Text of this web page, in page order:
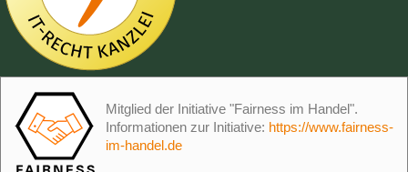
Mitglied der Initiative "Fairness im Handel".
Informationen zur Initiative: https://www.fairness-
im-handel.de